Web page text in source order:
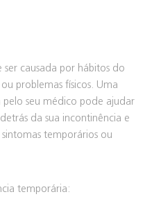
causada por hábitos do
problemas físicos. Uma
pelo seu médico pode ajudar
da sua incontinência e
temporários ou
temporária: